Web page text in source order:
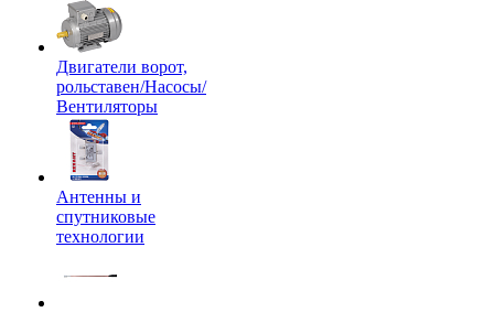
Двигатели ворот,
рольставен/Насосы/
Вентиляторы
Антенны и
спутниковые
технологии